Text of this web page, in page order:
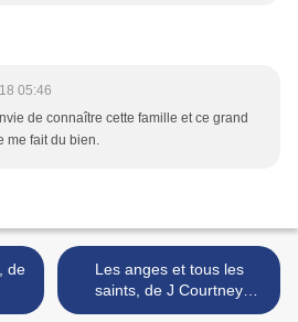
05:46
de connaître cette famille et ce grand
me fait du bien.
Les anges et tous les
saints, de J Courtney
Sullivan >